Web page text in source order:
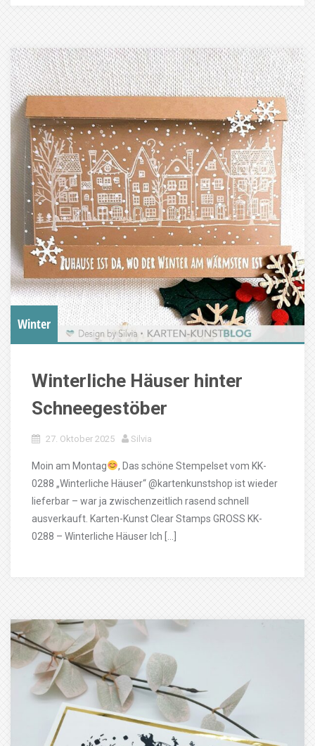
Winter
Winterliche Häuser hinter
Schneegestöber
27. Oktober 2025 Silvia
Moin am Montag
, Das schöne Stempelset vom KK-
0288 „Winterliche Häuser“ @kartenkunstshop ist wieder
lieferbar – war ja zwischenzeitlich rasend schnell
ausverkauft. Karten-Kunst Clear Stamps GROSS KK-
0288 – Winterliche Häuser Ich […]